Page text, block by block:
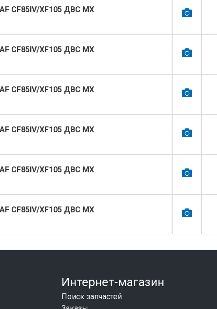
CF85IV/XF105 ДВС МХ
CF85IV/XF105 ДВС МХ
CF85IV/XF105 ДВС МХ
CF85IV/XF105 ДВС МХ
CF85IV/XF105 ДВС МХ
CF85IV/XF105 ДВС МХ
Интернет-магазин
Поиск запчастей